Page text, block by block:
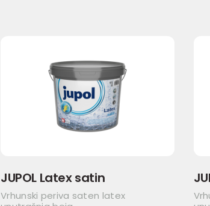
JUPOL Latex satin
Vrhunski periva saten latex